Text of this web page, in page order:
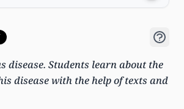
disease. Students learn about the
disease with the help of texts and